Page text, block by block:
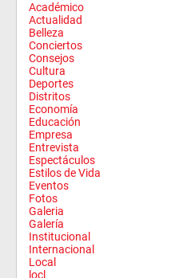
Académico
Actualidad
Belleza
Conciertos
Consejos
Cultura
Deportes
Distritos
Economía
Educación
Empresa
Entrevista
Espectáculos
Estilos de Vida
Eventos
Fotos
Galeria
Galería
Institucional
Internacional
Local
locl